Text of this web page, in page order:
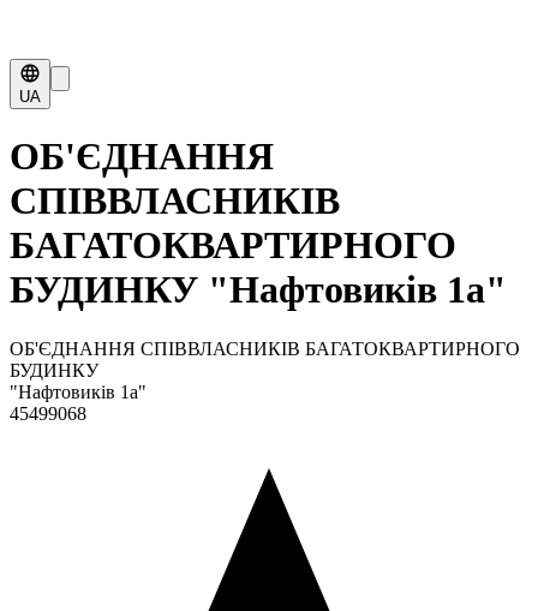
UA
ОБ'ЄДНАННЯ
СПІВВЛАСНИКІВ
БАГАТОКВАРТИРНОГО
БУДИНКУ "Нафтовиків 1а"
ОБ'ЄДНАННЯ СПІВВЛАСНИКІВ БАГАТОКВАРТИРНОГО
БУДИНКУ
"Нафтовиків 1а"
45499068